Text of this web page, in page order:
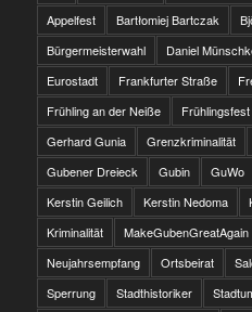
Appelfest
Bartłomiej Bartczak
Bürgermeisterwahl
Daniel
Eurostadt
Frankfurter Straße
Frühling an der Neiße
Gerhard Gunia
Grenzkriminalität
Gubener Dreieck
Gubin GuWo
Kerstin Geilich
Kerstin Nedoma
Kriminalität
MakeGubenGreatAgain
Neujahrsempfang
Ortsbeirat
Sperrung
Stadthistoriker